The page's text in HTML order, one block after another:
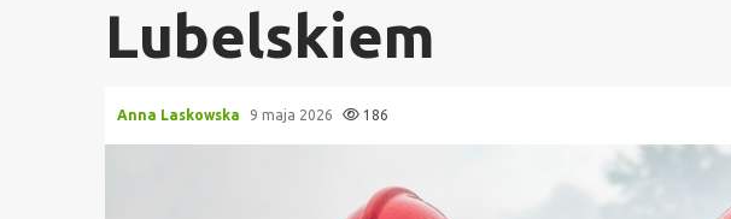
Lubelskiem
Anna Laskowska 9 maja 2026 186